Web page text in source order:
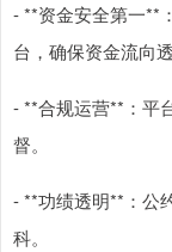
- **资金安全第一**
台，确保资金流向透
- **合规运营**：平
督。
- **功绩透明**：公
科。